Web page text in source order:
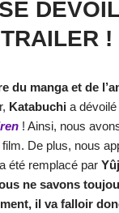
TRAILER !
du manga et de
Katabuchi a
! Ainsi, nous
De plus, nous
a été remplacé par
ne savons
il va falloir